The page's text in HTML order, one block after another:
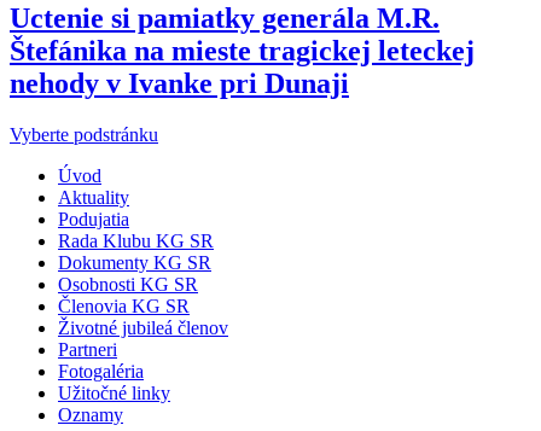
Uctenie si pamiatky generála M.R.
Štefánika na mieste tragickej leteckej
nehody v Ivanke pri Dunaji
Vyberte podstránku
Úvod
Aktuality
Podujatia
Rada Klubu KG SR
Dokumenty KG SR
Osobnosti KG SR
Členovia KG SR
Životné jubileá členov
Partneri
Fotogaléria
Užitočné linky
Oznamy